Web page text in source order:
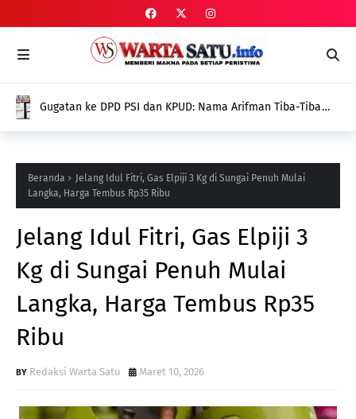
Gugatan ke DPD PSI dan KPUD: Nama Arifman Tiba-Tiba
Beranda
Jelang Idul Fitri, Gas Elpiji 3 Kg di Sungai Penuh Mulai
Langka, Harga Tembus Rp35 Ribu
Jelang Idul Fitri, Gas Elpiji 3
Kg di Sungai Penuh Mulai
Langka, Harga Tembus Rp35
Ribu
Redaksi Warta Satu Maret 10, 2026